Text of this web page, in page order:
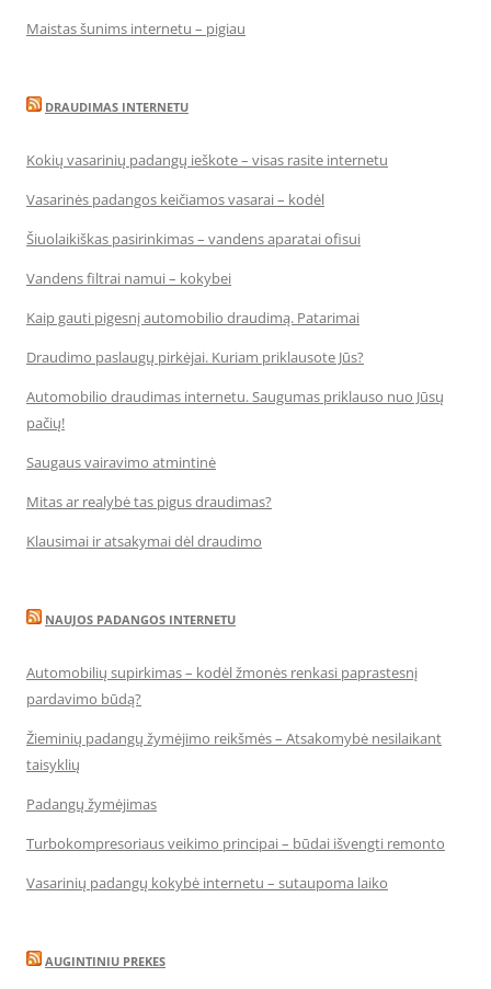
Maistas šunims internetu – pigiau
DRAUDIMAS INTERNETU
Kokių vasarinių padangų ieškote – visas rasite internetu
Vasarinės padangos keičiamos vasarai – kodėl
Šiuolaikiškas pasirinkimas – vandens aparatai ofisui
Vandens filtrai namui – kokybei
Kaip gauti pigesnį automobilio draudimą. Patarimai
Draudimo paslaugų pirkėjai. Kuriam priklausote Jūs?
Automobilio draudimas internetu. Saugumas priklauso nuo Jūsų
pačių!
Saugaus vairavimo atmintinė
Mitas ar realybė tas pigus draudimas?
Klausimai ir atsakymai dėl draudimo
NAUJOS PADANGOS INTERNETU
Automobilių supirkimas – kodėl žmonės renkasi paprastesnį
pardavimo būdą?
Žieminių padangų žymėjimo reikšmės – Atsakomybė nesilaikant
taisyklių
Padangų žymėjimas
Turbokompresoriaus veikimo principai – būdai išvengti remonto
Vasarinių padangų kokybė internetu – sutaupoma laiko
AUGINTINIU PREKES